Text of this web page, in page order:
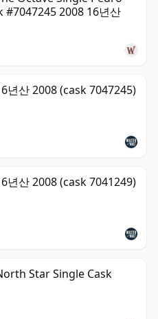
#7047245 2008 16년산
년산 2008 (cask 7047245)
년산 2008 (cask 7041249)
Star Single Cask